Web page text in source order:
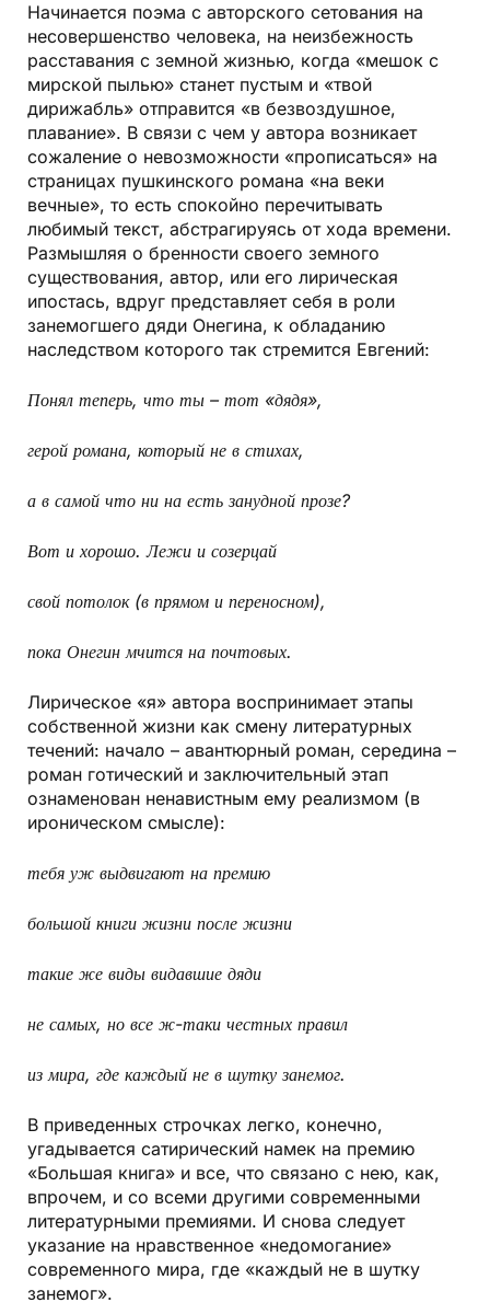
Начинается поэма с авторского сетования на
несовершенство человека, на неизбежность
расставания с земной жизнью, когда «мешок с
мирской пылью» станет пустым и «твой
дирижабль» отправится «в безвоздушное,
плавание». В связи с чем у автора возникает
сожаление о невозможности «прописаться» на
страницах пушкинского романа «на веки
вечные», то есть спокойно перечитывать
любимый текст, абстрагируясь от хода времени.
Размышляя о бренности своего земного
существования, автор, или его лирическая
ипостась, вдруг представляет себя в роли
занемогшего дяди Онегина, к обладанию
наследством которого так стремится Евгений:
Понял теперь, что ты –тот «дядя»,
герой романа, который не в стихах,
а в самой что ни на есть занудной прозе?
Вот и хорошо. Лежи и созерцай
свой потолок (в прямом и переносном),
пока Онегин мчится на почтовых.
Лирическое «я» автора воспринимает этапы
собственной жизни как смену литературных
течений: начало – авантюрный роман, середина –
роман готический и заключительный этап
ознаменован ненавистным ему реализмом (в
ироническом смысле):
тебя уж выдвигают на премию
большой книги жизни после жизни
такие же виды видавшие дяди
не самых, но все ж-таки честных правил
из мира, где каждый не в шутку занемог.
В приведенных строчках легко, конечно,
угадывается сатирический намек на премию
«Большая книга» и все, что связано с нею, как,
впрочем, и со всеми другими современными
литературными премиями. И снова следует
указание на нравственное «недомогание»
современного мира, где «каждый не в шутку
занемог».